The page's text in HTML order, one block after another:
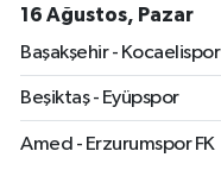
16 Ağustos, Pazar
Başakşehir - Kocaelispor
Beşiktaş - Eyüpspor
Amed - Erzurumspor FK